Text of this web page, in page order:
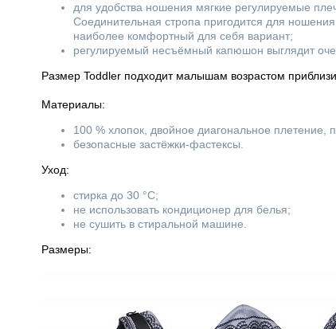
для удобства ношения мягкие регулируемые
Соединительная стропа пригодится для
наиболее комфортный для себя вариант;
регулируемый несъёмный капюшон выглядит
Размер Toddler подходит малышам возрастом
Материалы:
100 % хлопок, двойное диагональное плетение,
безопасные застёжки-фастексы.
Уход:
стирка до 30 °C;
не использовать кондиционер для белья;
не сушить в стиральной машине.
Размеры: